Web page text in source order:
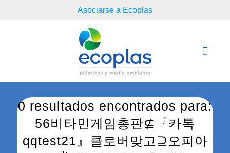
Asociarse a Ecoplas
0 resultados encontrados para:
56비타민게임총판⊈『카톡
qqtest21』클로버맞고⊇오피아